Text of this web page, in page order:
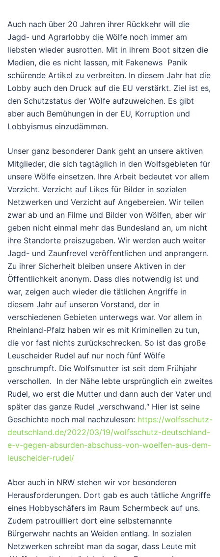
Auch nach über 20 Jahren ihrer Rückkehr will die
Jagd- und Agrarlobby die Wölfe noch immer am
liebsten wieder ausrotten. Mit in ihrem Boot sitzen die
Medien, die es nicht lassen, mit Fakenews Panik
schürende Artikel zu verbreiten. In diesem Jahr hat die
Lobby auch den Druck auf die EU verstärkt. Ziel ist es,
den Schutzstatus der Wölfe aufzuweichen. Es gibt
aber auch Bemühungen in der EU, Korruption und
Lobbyismus einzudämmen.
Unser ganz besonderer Dank geht an unsere aktiven
Mitglieder, die sich tagtäglich in den Wolfsgebieten für
unsere Wölfe einsetzen. Ihre Arbeit bedeutet vor allem
Verzicht. Verzicht auf Likes für Bilder in sozialen
Netzwerken und Verzicht auf Angebereien. Wir teilen
zwar ab und an Filme und Bilder von Wölfen, aber wir
geben nicht einmal mehr das Bundesland an, um nicht
ihre Standorte preiszugeben. Wir werden auch weiter
Jagd- und Zaunfrevel veröffentlichen und anprangern.
Zu ihrer Sicherheit bleiben unsere Aktiven in der
Öffentlichkeit anonym. Dass dies notwendig ist und
war, zeigen auch wieder die tätlichen Angriffe in
diesem Jahr auf unseren Vorstand, der in
verschiedenen Gebieten unterwegs war. Vor allem in
Rheinland-Pfalz haben wir es mit Kriminellen zu tun,
die vor fast nichts zurückschrecken. So ist das große
Leuscheider Rudel auf nur noch fünf Wölfe
geschrumpft. Die Wolfsmutter ist seit dem Frühjahr
verschollen. In der Nähe lebte ursprünglich ein zweites
Rudel, wo erst die Mutter und dann auch der Vater und
später das ganze Rudel „verschwand.“ Hier ist seine
Geschichte noch mal nachzulesen: https://wolfsschutz-
deutschland.de/2022/03/19/wolfsschutz-deutschland-
e-v-gegen-absurden-abschuss-von-woelfen-aus-dem-
leuscheider-rudel/
Aber auch in NRW stehen wir vor besonderen
Herausforderungen. Dort gab es auch tätliche Angriffe
eines Hobbyschäfers im Raum Schermbeck auf uns.
Zudem patrouilliert dort eine selbsternannte
Bürgerwehr nachts an Weiden entlang. In sozialen
Netzwerken schreibt man da sogar, dass Leute mit